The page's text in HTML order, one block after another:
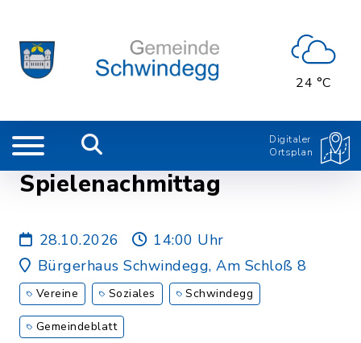
24 °C
Digitaler
Ortsplan
Spielenachmittag
28.10.2026
14:00 Uhr
Bürgerhaus Schwindegg, Am Schloß 8
Vereine Soziales Schwindegg
Gemeindeblatt